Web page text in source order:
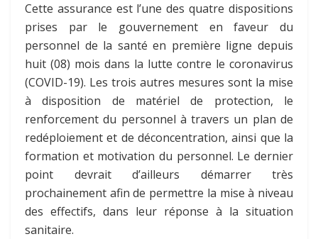
Cette assurance est l’une des quatre dispositions
prises par le gouvernement en faveur du
personnel de la santé en première ligne depuis
huit (08) mois dans la lutte contre le coronavirus
(COVID-19). Les trois autres mesures sont la mise
à disposition de matériel de protection, le
renforcement du personnel à travers un plan de
redéploiement et de déconcentration, ainsi que la
formation et motivation du personnel. Le dernier
point devrait d’ailleurs démarrer très
prochainement afin de permettre la mise à niveau
des effectifs, dans leur réponse à la situation
sanitaire.